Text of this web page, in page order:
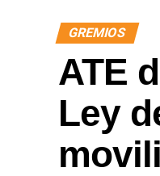
GREMIOS
ATE
Ley